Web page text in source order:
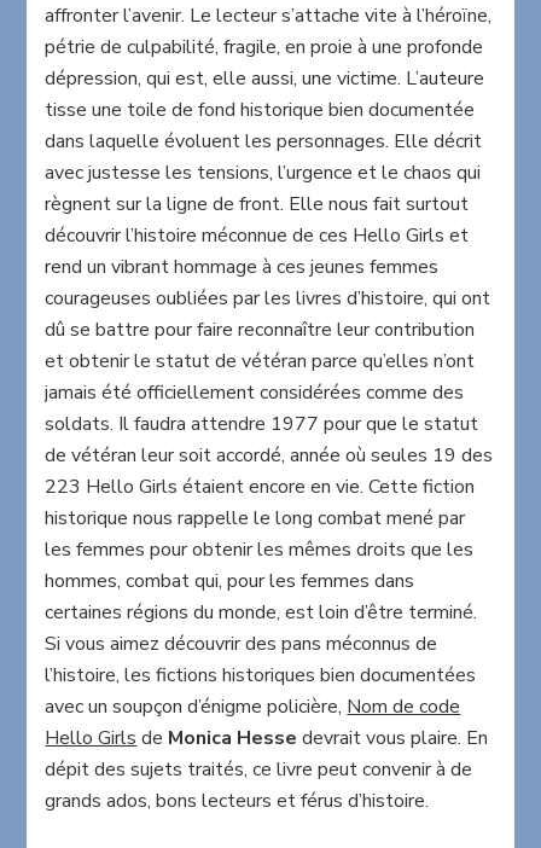
affronter l’avenir. Le lecteur s’attache vite à l’héroïne,
pétrie de culpabilité, fragile, en proie à une profonde
dépression, qui est, elle aussi, une victime. L’auteure
tisse une toile de fond historique bien documentée
dans laquelle évoluent les personnages. Elle décrit
avec justesse les tensions, l’urgence et le chaos qui
règnent sur la ligne de front. Elle nous fait surtout
découvrir l’histoire méconnue de ces Hello Girls et
rend un vibrant hommage à ces jeunes femmes
courageuses oubliées par les livres d’histoire, qui ont
dû se battre pour faire reconnaître leur contribution
et obtenir le statut de vétéran parce qu’elles n’ont
jamais été officiellement considérées comme des
soldats. Il faudra attendre 1977 pour que le statut
de vétéran leur soit accordé, année où seules 19 des
223 Hello Girls étaient encore en vie. Cette fiction
historique nous rappelle le long combat mené par
les femmes pour obtenir les mêmes droits que les
hommes, combat qui, pour les femmes dans
certaines régions du monde, est loin d’être terminé.
Si vous aimez découvrir des pans méconnus de
l’histoire, les fictions historiques bien documentées
avec un soupçon d’énigme policière, Nom de code
Hello Girls de Monica Hesse devrait vous plaire. En
dépit des sujets traités, ce livre peut convenir à de
grands ados, bons lecteurs et férus d’histoire.